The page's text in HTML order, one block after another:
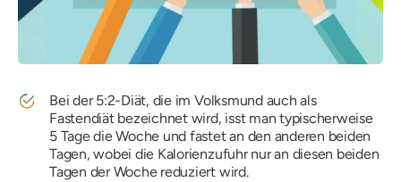
Bei der 5:2-Diät, die im Volksmund auch als
Fastendiät bezeichnet wird, isst man typischerweise
5 Tage die Woche und fastet an den anderen beiden
Tagen, wobei die Kalorienzufuhr nur an diesen beiden
Tagen der Woche reduziert wird.